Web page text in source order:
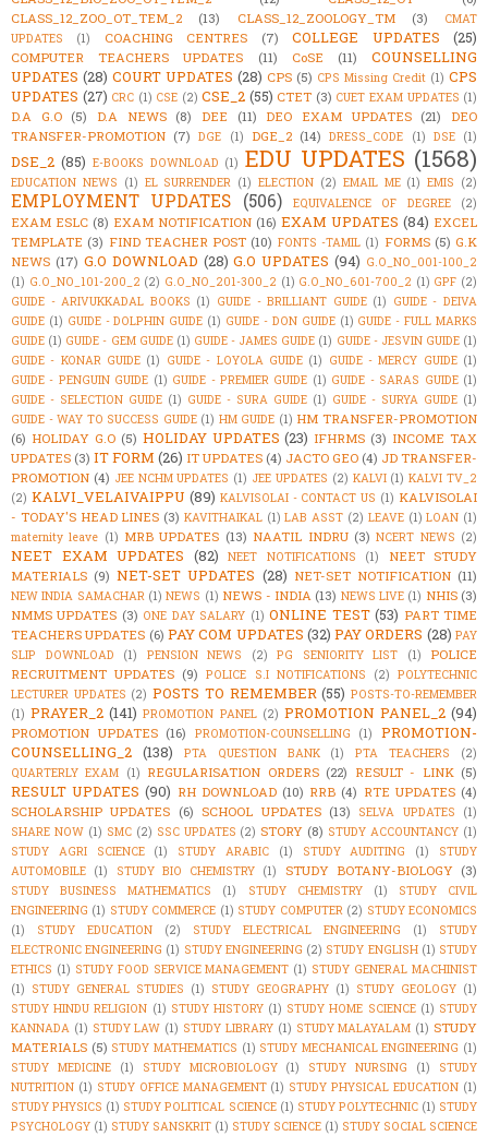
CLASS_12_ZOO_OT_TEM_2
(13) CLASS_12_ZOOLOGY_TM (3)
CMAT
UPDATES
(1) COACHING CENTRES (7) COLLEGE UPDATES (25)
COMPUTER TEACHERS UPDATES (11) CoSE (11)
COUNSELLING
UPDATES (28) COURT UPDATES (28) CPS (5) CPS Missing Credit (1) CPS
UPDATES (27) CRC (1) CSE (2) CSE_2 (55) CTET (3) CUET EXAM UPDATES (1)
D.A G.O (5) D.A NEWS (8) DEE (11) DEO EXAM UPDATES (21)
DEO
TRANSFER-PROMOTION (7) DGE (1) DGE_2 (14) DRESS_CODE (1) DSE (1)
DSE_2 (85) E-BOOKS DOWNLOAD (1) EDU UPDATES (1568)
EDUCATION NEWS (1) EL SURRENDER (1) ELECTION (2) EMAIL ME (1) EMIS (2)
EMPLOYMENT UPDATES (506) EQUIVALENCE OF DEGREE (2)
EXAM ESLC (8) EXAM NOTIFICATION (16) EXAM UPDATES (84) EXCEL
TEMPLATE (3) FIND TEACHER POST (10) FONTS -TAMIL (1) FORMS (5) G.K
NEWS (17) G.O DOWNLOAD (28) G.O UPDATES (94) G.O_NO_001-100_2
(1) G.O_NO_101-200_2 (2) G.O_NO_201-300_2 (1) G.O_NO_601-700_2 (1) GPF (2)
GUIDE - ARIVUKKADAL BOOKS (1) GUIDE - BRILLIANT GUIDE (1) GUIDE - DEIVA
GUIDE (1) GUIDE - DOLPHIN GUIDE (1) GUIDE - DON GUIDE (1) GUIDE - FULL MARKS
GUIDE (1) GUIDE - GEM GUIDE (1) GUIDE - JAMES GUIDE (1) GUIDE - JESVIN GUIDE (1)
GUIDE - KONAR GUIDE (1) GUIDE - LOYOLA GUIDE (1) GUIDE - MERCY GUIDE (1)
GUIDE - PENGUIN GUIDE (1) GUIDE - PREMIER GUIDE (1) GUIDE - SARAS GUIDE (1)
GUIDE - SELECTION GUIDE (1) GUIDE - SURA GUIDE (1) GUIDE - SURYA GUIDE (1)
GUIDE - WAY TO SUCCESS GUIDE (1) HM GUIDE (1) HM TRANSFER-PROMOTION
(6) HOLIDAY G.O (5) HOLIDAY UPDATES (23) IFHRMS (3) INCOME TAX
UPDATES (3) IT FORM (26) IT UPDATES (4) JACTO GEO (4) JD TRANSFER-
PROMOTION (4) JEE NCHM UPDATES (1) JEE UPDATES (2) KALVI (1) KALVI TV_2
(2) KALVI_VELAIVAIPPU (89) KALVISOLAI - CONTACT US (1) KALVISOLAI
- TODAY'S HEAD LINES (3) KAVITHAIKAL (1) LAB ASST (2) LEAVE (1) LOAN (1)
maternity leave (1) MRB UPDATES (13) NAATIL INDRU (3) NCERT NEWS (2)
NEET EXAM UPDATES (82) NEET NOTIFICATIONS (1)
NEET STUDY
MATERIALS (9) NET-SET UPDATES (28) NET-SET NOTIFICATION (11)
NEW INDIA SAMACHAR (1) NEWS (1) NEWS - INDIA (13) NEWS LIVE (1) NHIS (3)
NMMS UPDATES (3) ONE DAY SALARY (1) ONLINE TEST (53) PART TIME
TEACHERS UPDATES (6) PAY COM UPDATES (32) PAY ORDERS (28) PAY
SLIP DOWNLOAD
(1) PENSION NEWS (2) PG SENIORITY LIST (1)
POLICE
RECRUITMENT UPDATES (9) POLICE S.I NOTIFICATIONS (2) POLYTECHNIC
LECTURER UPDATES (2) POSTS TO REMEMBER (55) POSTS-TO-REMEMBER
(1) PRAYER_2 (141) PROMOTION PANEL (2) PROMOTION PANEL_2 (94)
PROMOTION UPDATES (16) PROMOTION-COUNSELLING (1)
PROMOTION-
COUNSELLING_2 (138) PTA QUESTION BANK (1) PTA TEACHERS
(2)
QUARTERLY EXAM (1) REGULARISATION ORDERS (22) RESULT - LINK (5)
RESULT UPDATES (90) RH DOWNLOAD (10) RRB (4) RTE UPDATES (4)
SCHOLARSHIP UPDATES (6) SCHOOL UPDATES (13) SELVA UPDATES
(1)
SHARE NOW (1) SMC (2) SSC UPDATES (2) STORY (8) STUDY ACCOUNTANCY (1)
STUDY AGRI SCIENCE
(1) STUDY ARABIC (1) STUDY AUDITING (1)
STUDY
AUTOMOBILE (1) STUDY BIO CHEMISTRY (1) STUDY BOTANY-BIOLOGY (3)
STUDY BUSINESS MATHEMATICS (1) STUDY CHEMISTRY (1)
STUDY CIVIL
ENGINEERING (1) STUDY COMMERCE (1) STUDY COMPUTER (2) STUDY ECONOMICS
(1)
STUDY EDUCATION (2) STUDY ELECTRICAL ENGINEERING (1)
STUDY
ELECTRONIC ENGINEERING (1) STUDY ENGINEERING (2) STUDY ENGLISH (1) STUDY
ETHICS (1) STUDY FOOD SERVICE MANAGEMENT (1) STUDY GENERAL MACHINIST
(1) STUDY GENERAL STUDIES (1) STUDY GEOGRAPHY (1) STUDY GEOLOGY (1)
STUDY HINDU RELIGION (1) STUDY HISTORY (1) STUDY HOME SCIENCE (1) STUDY
KANNADA (1) STUDY LAW (1) STUDY LIBRARY (1) STUDY MALAYALAM (1) STUDY
MATERIALS (5) STUDY MATHEMATICS (1) STUDY MECHANICAL ENGINEERING (1)
STUDY MEDICINE
(1) STUDY MICROBIOLOGY (1) STUDY NURSING (1)
STUDY
NUTRITION (1) STUDY OFFICE MANAGEMENT (1) STUDY PHYSICAL EDUCATION (1)
STUDY PHYSICS (1) STUDY POLITICAL SCIENCE (1) STUDY POLYTECHNIC (1) STUDY
PSYCHOLOGY (1) STUDY SANSKRIT (1) STUDY SCIENCE (1) STUDY SOCIAL SCIENCE